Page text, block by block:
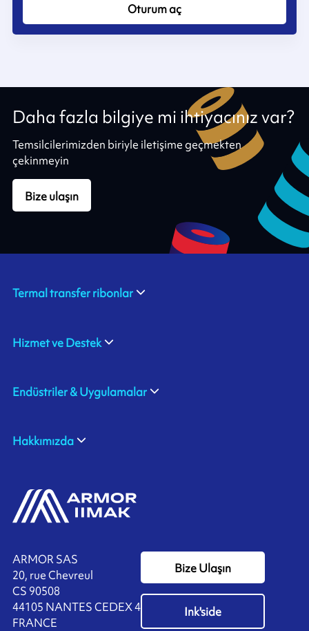
Oturum aç
Daha fazla bilgiye mi ihtiyacınız var?
Temsilcilerimizden biriyle iletişime geçmekten
çekinmeyin
Bize ulaşın
ARMOR SAS
20, rue Chevreul
CS 90508
44105 NANTES CEDEX 4
FRANCE
Bize Ulaşın
Ink'side
Termal transfer ribonlar
Hizmet ve Destek
Endüstriler & Uygulamalar
Hakkımızda